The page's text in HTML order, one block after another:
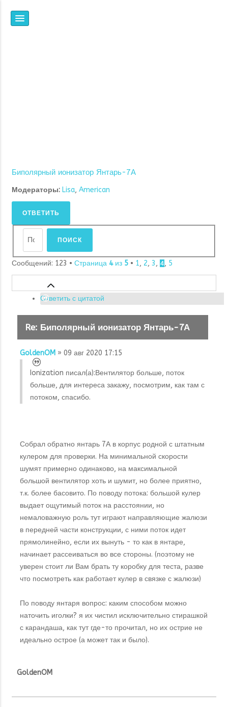
Биполярный ионизатор Янтарь-7А
Модераторы: Lisa, American
ОТВЕТИТЬ
Сообщений: 123 • Страница 4из 5 • 1, 2, 3, 4, 5
Ответить с цитатой
Re: Биполярный ионизатор Янтарь-7А
GoldenOM » 09 авг 2020 17:15
Ionization писал(а):Вентилятор больше, поток
больше, для интереса закажу, посмотрим, как там с
потоком, спасибо.
Собрал обратно янтарь 7А в корпус родной с штатным
кулером для проверки. На минимальной скорости
шумят примерно одинаково, на максимальной
большой вентилятор хоть и шумит, но более приятно,
т.к. более басовито. По поводу потока: большой кулер
выдает ощутимый поток на расстоянии, но
немаловажную роль тут играют направляющие жалюзи
в передней части конструкции, с ними поток идет
прямолинейно, если их вынуть - то как в янтаре,
начинает рассеиваться во все стороны. (поэтому не
уверен стоит ли Вам брать ту коробку для теста, разве
что посмотреть как работает кулер в связке с жалюзи)
По поводу янтаря вопрос: каким способом можно
наточить иголки? я их чистил исключительно стирашкой
с карандаша, как тут где-то прочитал, но их острие не
идеально острое (а может так и было).
GoldenOM